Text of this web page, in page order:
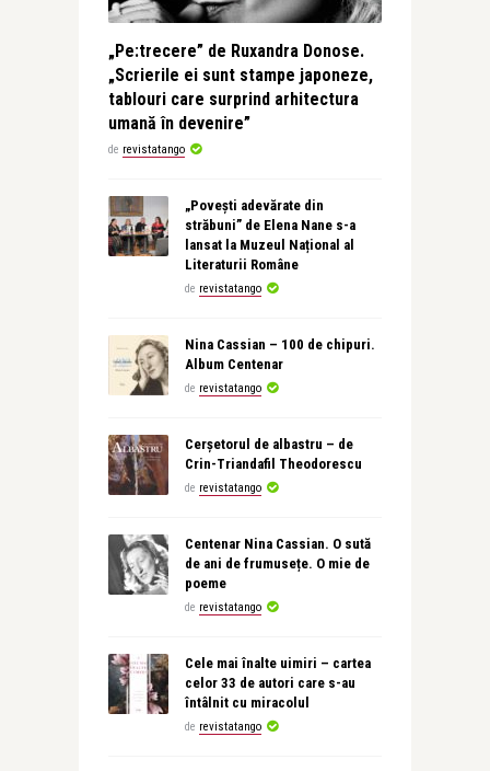
„Pe:trecere” de Ruxandra Donose.
„Scrierile ei sunt stampe japoneze,
tablouri care surprind arhitectura
umană în devenire”
de revistatango
„Povești adevărate din
străbuni” de Elena Nane s-a
lansat la Muzeul Național al
Literaturii Române
de revistatango
Nina Cassian – 100 de chipuri.
Album Centenar
de revistatango
Cerșetorul de albastru – de
Crin-Triandafil Theodorescu
de revistatango
Centenar Nina Cassian. O sută
de ani de frumusețe. O mie de
poeme
de revistatango
Cele mai înalte uimiri – cartea
celor 33 de autori care s-au
întâlnit cu miracolul
de revistatango